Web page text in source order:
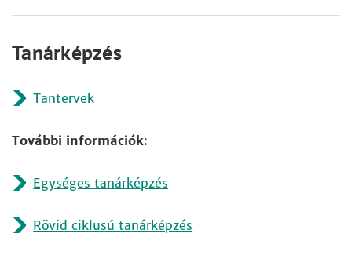
Tanárképzés
Tantervek
További információk:
Egységes tanárképzés
Rövid ciklusú tanárképzés